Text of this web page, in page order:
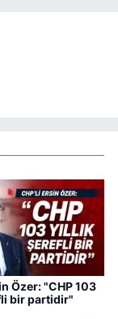
Özer: "CHP 103
bir partidir"